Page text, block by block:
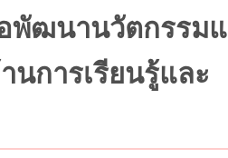
อพัฒนานวัตกรรม
นการเรียนรู้และ